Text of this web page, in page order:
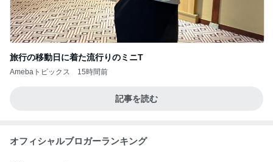
旅行の移動日に着た流行りのミニT
Amebaトピックス 15時間前
記事を読む
オフィシャルブロガーランキング